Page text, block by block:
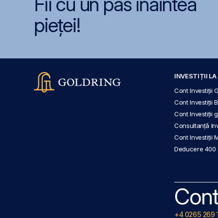
pieței!
INVESTIȚII LA
Cont Investiții
Cont Investiții
Cont Investiții
Consultanță
Cont Investiții
Deducere 400
+4 0265 269